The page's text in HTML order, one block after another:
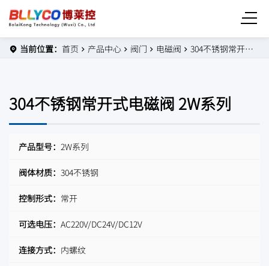
当前位置： 首页 产品中心 阀门 电磁阀 304不锈钢常开式电磁阀 2W系列
304不锈钢常开式电磁阀 2W系列
产品型号： 2W系列
阀体材质： 304不锈钢
控制形式： 常开
可选电压： AC220V/DC24V/DC12V
连接方式： 内螺纹